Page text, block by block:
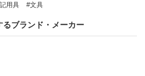
用具 #文具
るブランド・メーカー